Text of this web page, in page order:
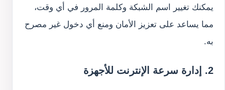
يمكنك تغيير اسم الشبكة وكلمة المرور في أي وقت،
مما يساعد على تعزيز الأمان ومنع أي دخول غير مصرح
به.
2. إدارة سرعة الإنترنت للأجهزة